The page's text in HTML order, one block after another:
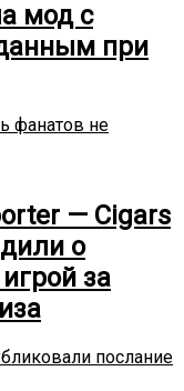
мод с
при
фанатов не
— Cigars
о
за
послание